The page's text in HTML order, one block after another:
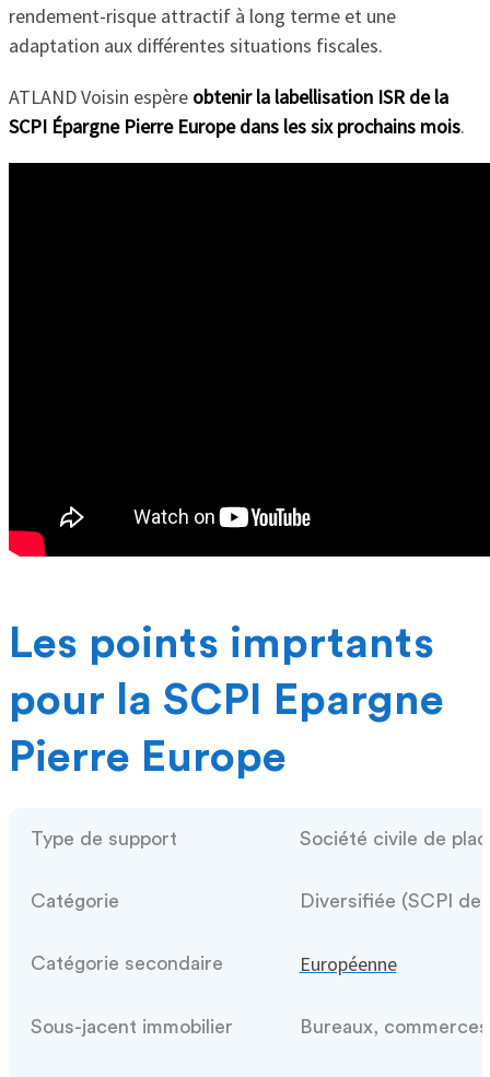
rendement-risque attractif à long terme et une
adaptation aux différentes situations fiscales.
ATLAND Voisin espère obtenir la labellisation ISR de la
SCPI Épargne Pierre Europe dans les six prochains mois.
Les points imprtants
pour la SCPI Epargne
Pierre Europe
Type de support Société civile de
Catégorie Diversifiée (SCPI de
Catégorie secondaire Européenne
Sous-jacent immobilier Bureaux, commerces